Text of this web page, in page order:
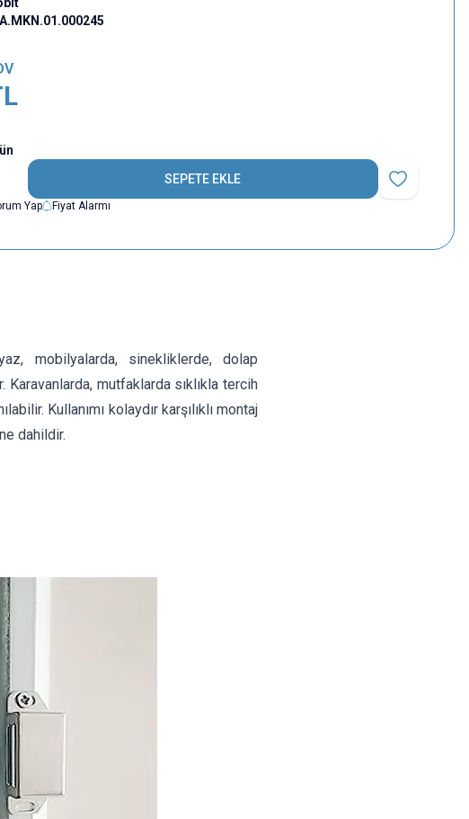
SEPETE EKLE
Favoriye Ekle
Yap Fiyat Alarmı
mobilyalarda, sinekliklerde, dolap
Karavanlarda, mutfaklarda sıklıkla tercih
Kullanımı kolaydır karşılıklı montaj
dahildir.